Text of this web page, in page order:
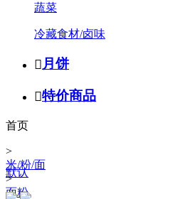
蔬菜
冷藏食材/卤味
月饼
特价商品
首页
>
米/粉/面
>
面粉
默认